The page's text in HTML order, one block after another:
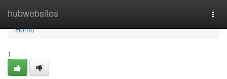
hubwebsites
Home
Home
1